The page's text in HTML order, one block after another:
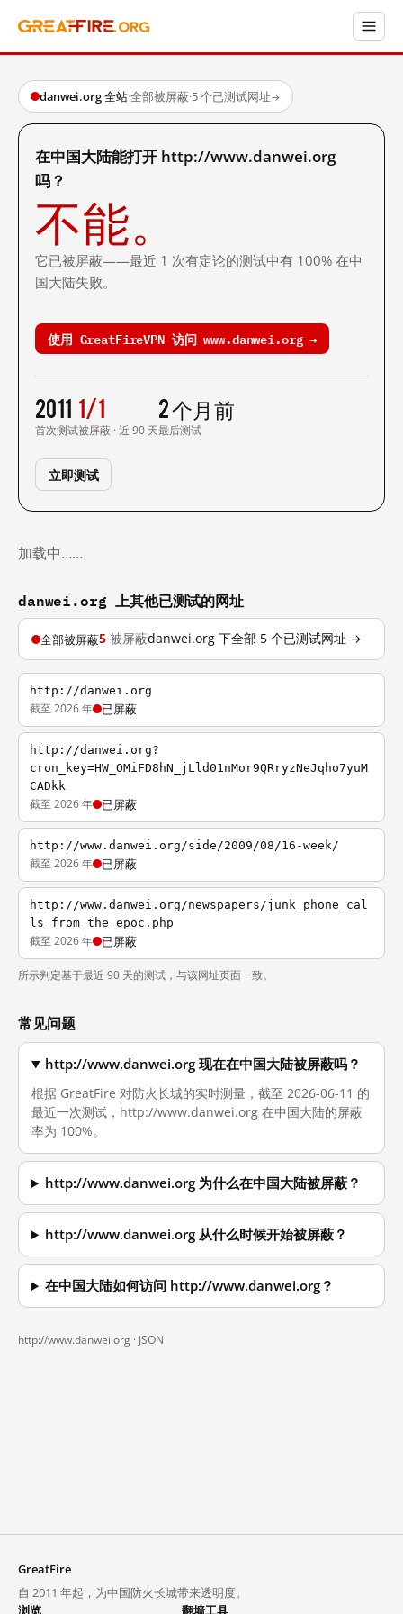
danwei.org 全站·全部被屏蔽·5 个已测试网址→
在中国大陆能打开 http://www.danwei.org
吗？
不能。
它已被屏蔽——最近 1 次有定论的测试中有 100% 在中
国大陆失败。
使用 GreatFireVPN 访问 www.danwei.org →
2011
首次测试
1/1
被屏蔽 · 近 90 天
2 个月前
最后测试
立即测试
加载中……
danwei.org 上其他已测试的网址
全部被屏蔽5 被屏蔽danwei.org 下全部 5 个已测试网址 →
http://danwei.org
截至 2026 年 已屏蔽
http://danwei.org?
cron_key=HW_OMiFD8hN_jLld01nMor9QRryzNeJqho7yuM
CADkk
截至 2026 年 已屏蔽
http://www.danwei.org/side/2009/08/16-week/
截至 2026 年 已屏蔽
http://www.danwei.org/newspapers/junk_phone_cal
ls_from_the_epoc.php
截至 2026 年 已屏蔽
所示判定基于最近 90 天的测试，与该网址页面一致。
常见问题
http://www.danwei.org 现在在中国大陆被屏蔽吗？
根据 GreatFire 对防火长城的实时测量，截至 2026-06-11 的
最近一次测试，http://www.danwei.org 在中国大陆的屏蔽
率为 100%。
http://www.danwei.org 为什么在中国大陆被屏蔽？
http://www.danwei.org 从什么时候开始被屏蔽？
在中国大陆如何访问 http://www.danwei.org？
http://www.danwei.org · JSON
GreatFire
自 2011 年起，为中国防火长城带来透明度。
浏览
翻墙工具